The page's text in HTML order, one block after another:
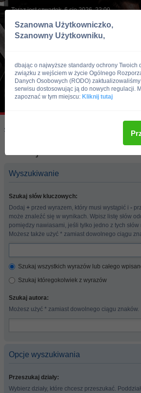
Teraz jest czwartek, 6 sie 2026, 22:00
Skocz do:
Szukaj
Wyszukiwanie
Szukaj słów kluczowych:
Dodaj + przed wyrazem, który musi wystąpić i -
może znaleźć się w wynikach. Wpisz listę słów
pomiędzy nawiasami, jeśli tylko jedno z tych
Możesz także użyć * zamiast dowolnego ciągu
Szukaj wszystkich wyrazów lub całego
Szukaj któregokolwiek z wyrazów
Szukaj autora:
Możesz użyć * zamiast dowolnego ciągu znaków.
Opcje wyszukiwania
Przeszukaj działy:
Wybierz działy, które chcesz przeszukać.
Szanowna Użytkowniczko,
Szanowny Użytkowniku,
dbając o najwyższe standardy ochrony Twoich
związku z wejściem w życie Ogólnego
Danych Osobowych (RODO)
serwisu dostosowując ją do nowych regulacji.
zapoznać w tym miejscu: Kliknij tutaj